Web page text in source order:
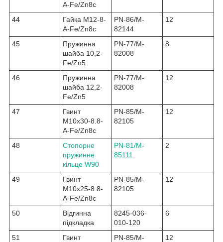
A-Fe/Zn8c
44
Гайка M12-8-
A-Fe/Zn8c
PN-86/M-
82144
12
45
Пружинна
шайба 10,2-
Fe/Zn5
PN-77/M-
82008
8
46
Пружинна
шайба 12,2-
Fe/Zn5
PN-77/M-
82008
12
47
Гвинт
M10x30-8.8-
A-Fe/Zn8c
PN-85/M-
82105
12
48
Стопорне
пружинне
кільце W90
PN-81/M-
85111
2
49
Гвинт
M10x25-8.8-
A-Fe/Zn8c
PN-85/M-
82105
12
50
Відгинна
підкладка
8245-036-
010-120
6
51
Гвинт
PN-85/M-
12